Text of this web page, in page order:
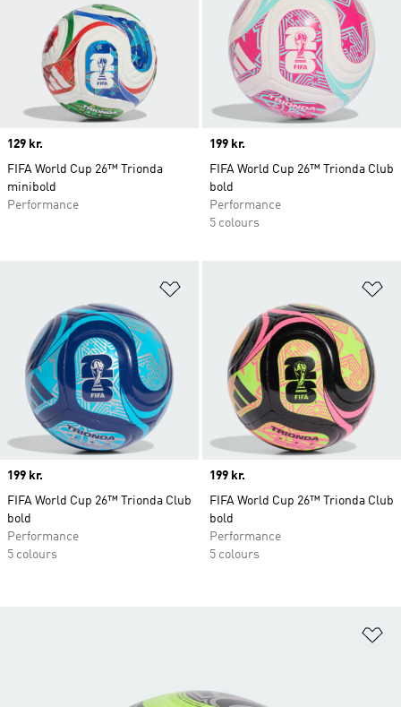
Price
129 kr.
FIFA World Cup 26™ Trionda
minibold
Performance
Price
199 kr.
FIFA World Cup 26™ Trionda Club
bold
Performance
5 colours
Price
199 kr.
FIFA World Cup 26™ Trionda Club
bold
Performance
5 colours
Price
199 kr.
FIFA World Cup 26™ Trionda Club
bold
Performance
5 colours